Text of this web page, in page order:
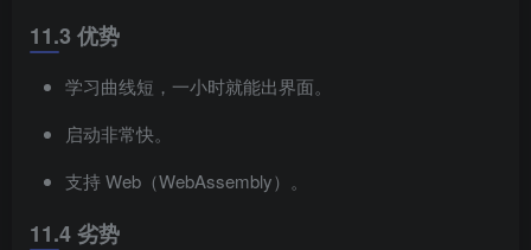
11.3 优势
学习曲线短，一小时就能出界面。
启动非常快。
支持 Web（WebAssembly）。
11.4 劣势